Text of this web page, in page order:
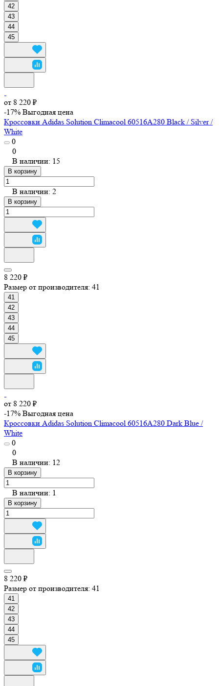
42
43
44
45
от 8 220 ₽
-17% Выгодная цена
Кроссовки Adidas Solution Climacool 60516A280 Black / Silver /
White
0
0
В наличии: 15
В корзину
В наличии: 2
В корзину
8 220 ₽
Размер от производителя: 41
41
42
43
44
45
от 8 220 ₽
-17% Выгодная цена
Кроссовки Adidas Solution Climacool 60516A280 Dark Blue /
White
0
0
В наличии: 12
В корзину
В наличии: 1
В корзину
8 220 ₽
Размер от производителя: 41
41
42
43
44
45